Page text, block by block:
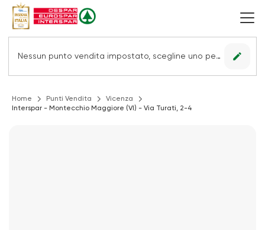
Nessun punto vendita impostato, scegline uno per vedere le offerte. edit
Home Punti Vendita
Vicenza
Interspar - Montecchio Maggiore (VI) - Via Turati, 2-4